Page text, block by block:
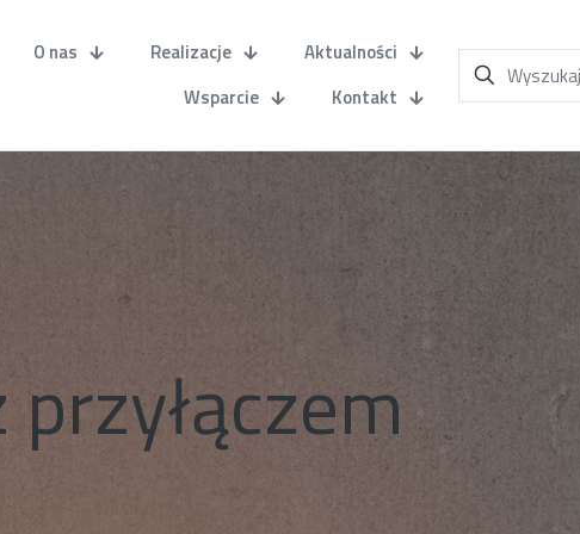
O nas Realizacje
Aktualności
Wsparcie
Kontakt